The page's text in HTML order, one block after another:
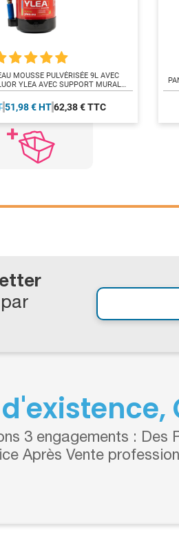
MOUSSE PULVÉRISÉE 9L AVEC
YLEA AVEC SUPPORT MURAL
11/08/2026]
51,98 € HT62,38 € TTC
3 engagements :
Après Vente